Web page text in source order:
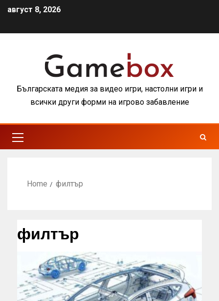
август 8, 2026
Българската медия за видео игри, настолни игри и
всички други форми на игрово забавление
Home филтър
филтър